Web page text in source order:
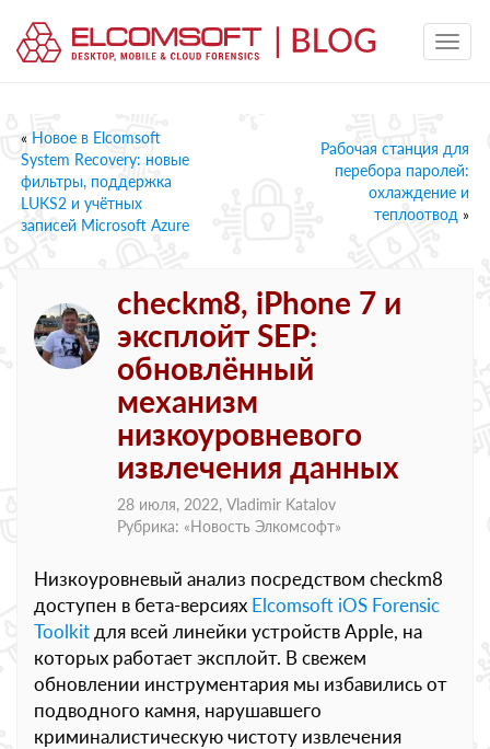
« Новое в Elcomsoft
System Recovery: новые
фильтры, поддержка
LUKS2 и учётных
записей Microsoft Azure
Рабочая станция для
перебора паролей:
охлаждение и
теплоотвод »
checkm8, iPhone 7 и
эксплойт SEP:
обновлённый
механизм
низкоуровневого
извлечения данных
28 июля, 2022, Vladimir Katalov
Рубрика: «Новость Элкомсофт»
Низкоуровневый анализ посредством checkm8
доступен в бета-версиях Elcomsoft iOS Forensic
Toolkit для всей линейки устройств Apple, на
которых работает эксплойт. В свежем
обновлении инструментария мы избавились от
подводного камня, нарушавшего
криминалистическую чистоту извлечения